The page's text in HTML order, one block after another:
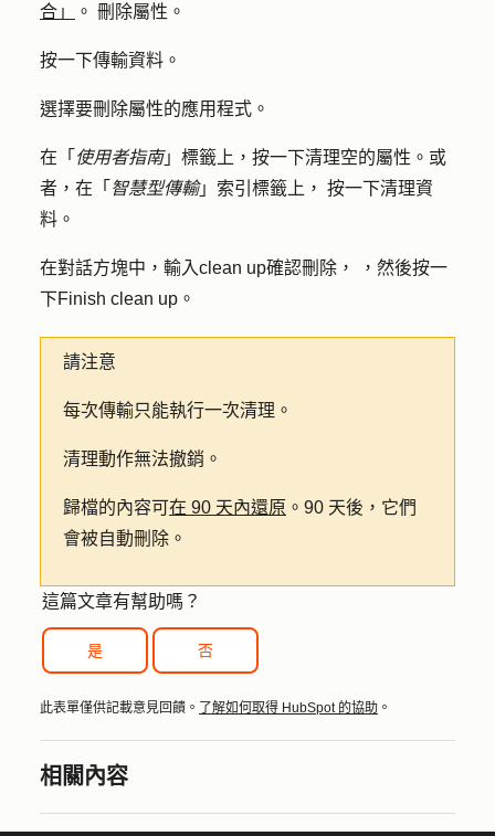
合」
。 刪除屬性。
按一下傳輸資料 。
選擇要刪除屬性的應用程式 。
在「 使用者指南」標籤上，按一下清理空的屬性 。或
者，在「 智慧型傳輸」索引標籤上 ， 按一下清理資
料 。
在對話方塊中，輸入clean up確認刪除，
，然後按一
下Finish clean up 。
請注意
每次傳輸只能執行一次清理。
清理動作無法撤銷。
歸檔的內容可在 90 天內還原 。90 天後，它們
會被自動刪除。
這篇文章有幫助嗎？
是 否
此表單僅供記載意見回饋。 了解如何取得 HubSpot 的協助 。
相關內容